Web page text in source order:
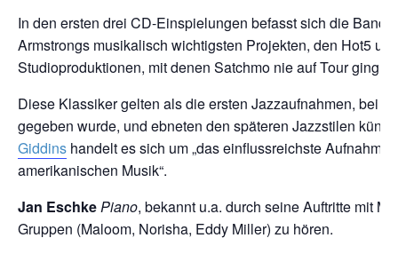
In den ersten drei CD-Einspielungen befasst sich die Band
Armstrongs musikalisch wichtigsten Projekten, den Hot5
Studioproduktionen, mit denen Satchmo nie auf Tour ging.
Diese Klassiker gelten als die ersten Jazzaufnahmen, bei
gegeben wurde, und ebneten den späteren Jazzstilen
Giddins handelt es sich um „das einflussreichste
amerikanischen Musik“.
Jan EschkePiano, bekannt u.a. durch seine Auftritte mit
Gruppen (Maloom, Norisha, Eddy Miller) zu hören.